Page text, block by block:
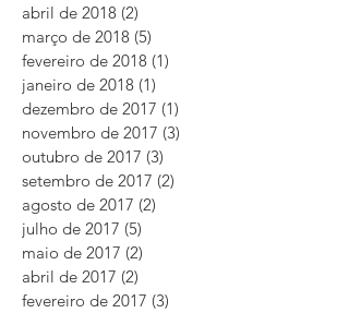
abril de 2018 (2)
março de 2018 (5)
fevereiro de 2018 (1)
janeiro de 2018 (1)
dezembro de 2017 (1)
novembro de 2017 (3)
outubro de 2017 (3)
setembro de 2017 (2)
agosto de 2017 (2)
julho de 2017 (5)
maio de 2017 (2)
abril de 2017 (2)
fevereiro de 2017 (3)